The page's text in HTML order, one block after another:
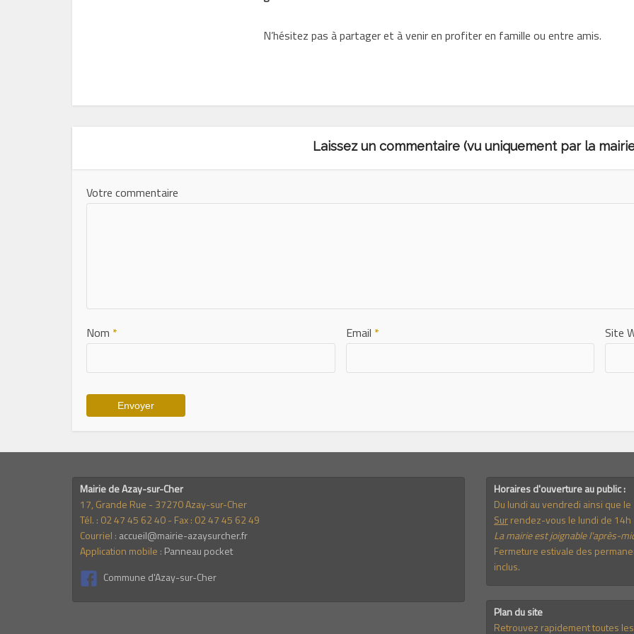
N’hésitez pas à partager et à venir en profiter en famille ou entre amis.
Laissez un commentaire (vu uniquement par la
Votre commentaire
Nom * Email * Site
Mairie de Azay-sur-Cher
17, Grande Rue - 37270 Azay-sur-Cher
Tél. : 02 47 45 62 40 - Fax : 02 47 45 62 49
Courriel : accueil@mairie-azaysurcher.fr
Application mobile : Panneau pocket
Commune d'Azay-sur-Cher
Horaires d'ouverture au public :
Du lundi au vendredi ainsi que
Surrendez-vous le lundi de
La mairie est joignable l'après-
Fermeture estivale des
inclus.
Plan du site
Retrouvez rapidement toutes